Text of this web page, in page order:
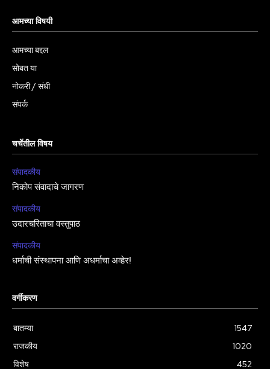
आमच्या विषयी
आमच्या बद्दल
सोबत या
नोकरी / संधी
संपर्क
चर्चेतील विषय
संपादकीय
निकोप संवादाचे जागरण
संपादकीय
उदारचरिताचा वस्तुपाठ
संपादकीय
धर्माची संस्थापना आणि अधर्माचा अव्हेर!
वर्गीकरण
बातम्या
1547
राजकीय
1020
विशेष
452